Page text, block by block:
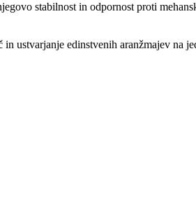
stabilnost in odpornost proti
ustvarjanje edinstvenih aranžmajev na